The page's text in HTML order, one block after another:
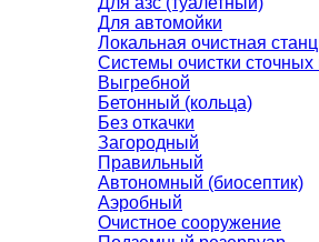
Для автомойки
Локальная очистная
Системы очистки сточных
Выгребной
Бетонный (кольца)
Без откачки
Загородный
Правильный
Автономный (биосептик)
Аэробный
Очистное сооружение